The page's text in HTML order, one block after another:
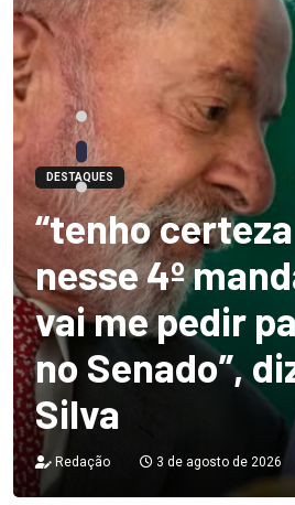
DESTAQUES
“tenho
nesse 4º
vai me pedir
no Senado”,
Silva
Redação 3 de agosto de 2026